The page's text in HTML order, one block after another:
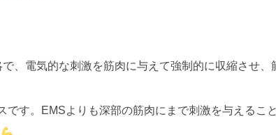
、電気的な刺激を筋肉に与えて強制的に収縮させ、
す。EMSよりも深部の筋肉にまで刺激を与えるこ